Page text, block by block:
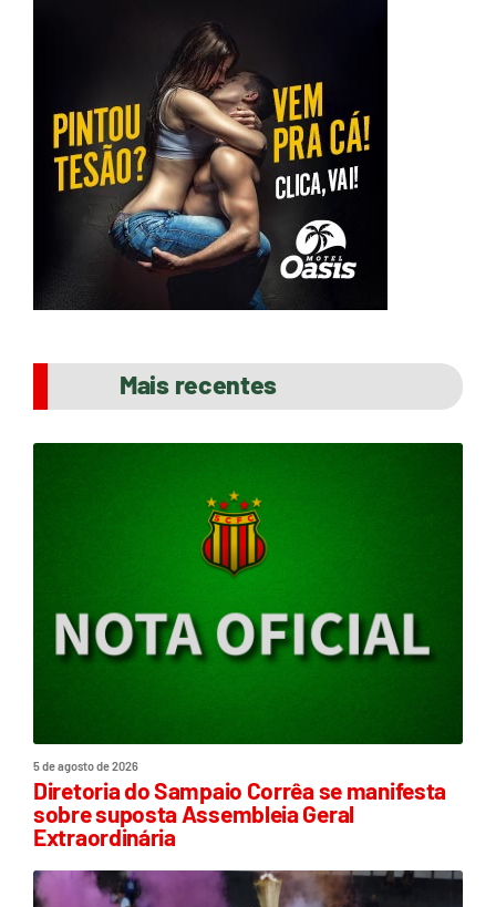
Mais recentes
5 de agosto de 2026
Diretoria do Sampaio Corrêa se manifesta
sobre suposta Assembleia Geral
Extraordinária